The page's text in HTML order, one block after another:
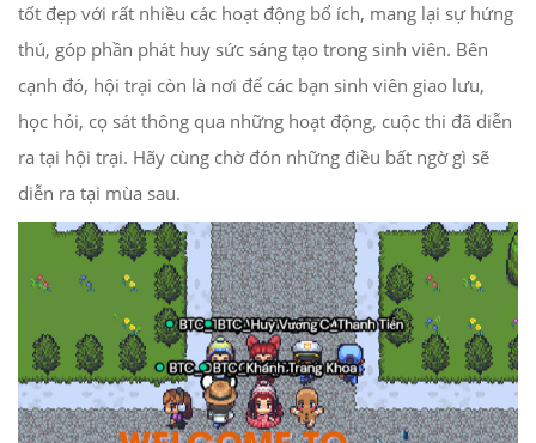
tốt đẹp với rất nhiều các hoạt động bổ ích, mang lại sự hứng
thú, góp phần phát huy sức sáng tạo trong sinh viên. Bên
cạnh đó, hội trại còn là nơi để các bạn sinh viên giao lưu,
học hỏi, cọ sát thông qua những hoạt động, cuộc thi đã diễn
ra tại hội trại. Hãy cùng chờ đón những điều bất ngờ gì sẽ
diễn ra tại mùa sau.